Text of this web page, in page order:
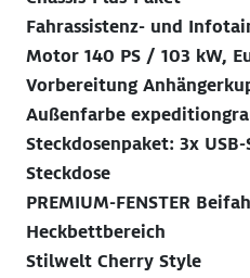
Fahrassistenz- und
Motor 140 PS / 103 kW,
Vorbereitung
Außenfarbe
Steckdosenpaket: 3x
Steckdose
PREMIUM-FENSTER
Heckbettbereich
Stilwelt Cherry Style